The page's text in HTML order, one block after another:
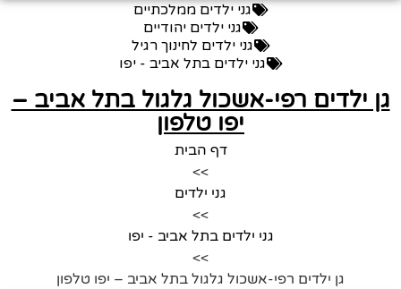
גני ילדים ממלכתיים
גני ילדים יהודיים
גני ילדים לחינוך רגיל
גני ילדים בתל אביב - יפו
גן ילדים רפי-אשכול גלגול בתל אביב –
יפו טלפון
דף הבית
>>
גני ילדים
>>
גני ילדים בתל אביב - יפו
>>
גן ילדים רפי-אשכול גלגול בתל אביב – יפו טלפון